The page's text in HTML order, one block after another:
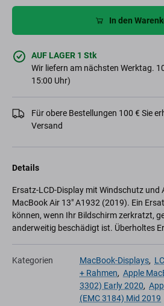
In den
AUF LAGER 1 Stk
Wir liefern am nächsten Werktag.
15:00 Uhr)
Für obere Bestellungen 100 € Sie
Versand
Details
Ersatz-LCD-Display mit Windschutz und
MacBook Air 13" A1932 (2019). Ein
können, wenn Ihr Bildschirm zerkratzt,
anderweitig beschädigt ist. Überholtes
Kategorien MacBook-Displays,
+ Rahmen, Apple
3302) Early 2020,
(EMC 3184) Mid 2019